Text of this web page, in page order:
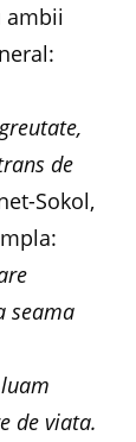
ambii
de
Sokol,
seama
de viata.